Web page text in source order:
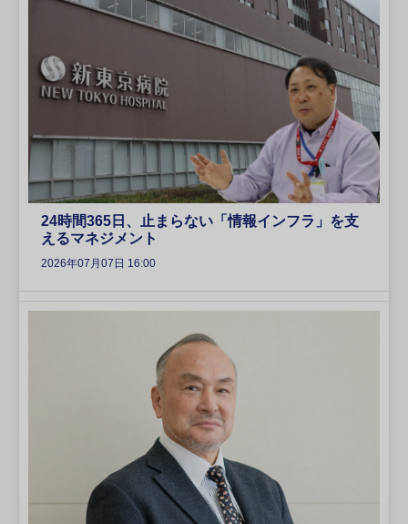
24時間365日、止まらない「情報インフラ」を支
えるマネジメント
2026年07月07日 16:00